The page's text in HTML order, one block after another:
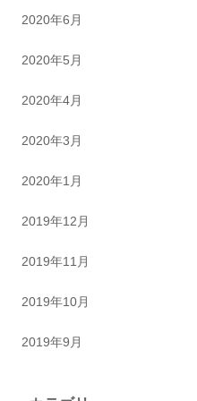
2020年6月
2020年5月
2020年4月
2020年3月
2020年1月
2019年12月
2019年11月
2019年10月
2019年9月